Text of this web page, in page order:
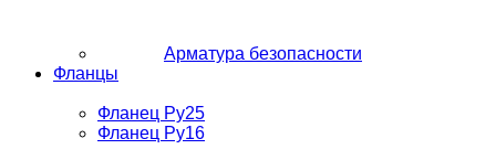
Арматура безопасности
Фланцы
Фланец Ру25
Фланец Ру16